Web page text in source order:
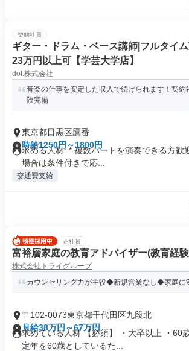
契約社員
ギター・ドラム・ベース講師|フルタイ
23万円以上可【学芸大学店】
dot.株式会社
音楽の仕事を安定した収入で続けられます！契約
険完備
東京都目黒区鷹番
時給1250円～1800円
求める人材: * 複数パートを演奏できる方歓
場合は条件付きで応...
交通費支給
正社員
富裕層家庭の教育アドバイザー(教育経
株式会社トライグループ
カウンセリング力が主役◆新規営業なし◆家庭に
〒102-0073東京都千代田区九段北
月給38万円～67万円
求めている人材 【必須】 ・大卒以上 ・60
定年を60歳としているた...